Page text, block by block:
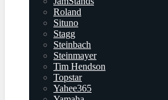
Roland
Situno
Stagg
Steinbach
Steinmayer
Tim Hendson
Topstar
Yahee365